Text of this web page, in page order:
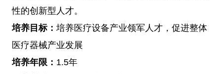
性的创新型人才。
培养目标： 培养医疗设备产业领军人才，促进整体
医疗器械产业发展
培养年限： 1.5年